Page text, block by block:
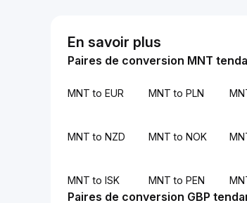
En savoir plus
Paires de conversion MNT
MNT to EUR MNT to PLN
MNT to NZD MNT to NOK
MNT to ISK MNT to PEN
Paires de conversion GBP